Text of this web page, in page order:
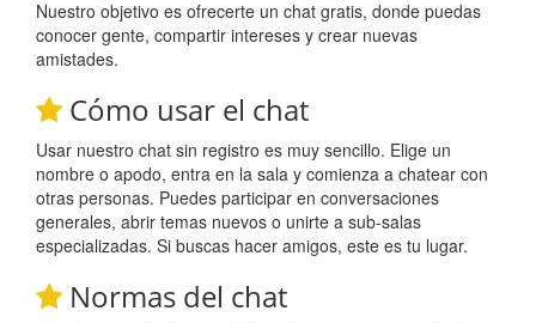
Nuestro objetivo es ofrecerte un chat gratis, donde puedas
conocer gente, compartir intereses y crear nuevas
amistades.
Cómo usar el chat
Usar nuestro chat sin registro es muy sencillo. Elige un
nombre o apodo, entra en la sala y comienza a chatear con
otras personas. Puedes participar en conversaciones
generales, abrir temas nuevos o unirte a sub-salas
especializadas. Si buscas hacer amigos, este es tu lugar.
Normas del chat